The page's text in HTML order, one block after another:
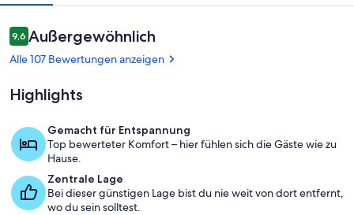
Bewertungen
9,69,6 von 10.
Außergewöhnlich
Alle 107 Bewertungen anzeigen
Highlights
Gemacht für Entspannung
Top bewerteter Komfort – hier fühlen sich die Gäste wie zu
Hause.
Zentrale Lage
Bei dieser günstigen Lage bist du nie weit von dort entfernt,
wo du sein solltest.